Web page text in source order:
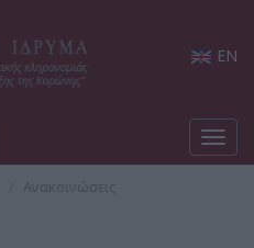
EN
Ανακοινώσεις